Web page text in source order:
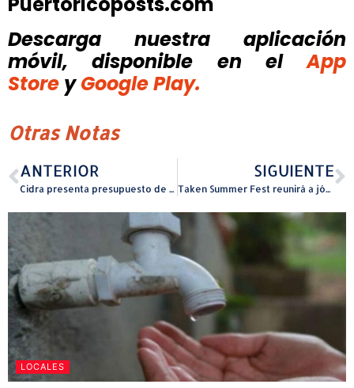
Descarga nuestra aplicación
móvil, disponible
en el
App
Store y Google Play.
Otras Notas
ANTERIOR
Cidra presenta presupuesto de $17.1 millones para el próximo año fiscal con aumento de más de $4 millones en ingresos proyectados
SIGUIENTE
Taken Summer Fest reunirá a jóvenes en Manatí
LOCALES